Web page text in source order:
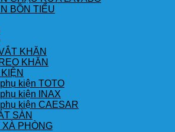
BỒN TIỂU
KHĂN
KHĂN
kiện TOTO
kiện INAX
kiện CAESAR
SÀN
XÀ PHÒNG